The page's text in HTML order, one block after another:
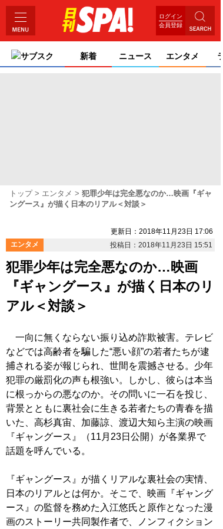
ログイン
会員登録
サブスク 新着 ニュース エンタメ
トップ エンタメ
犯罪少年は完全悪なのか…映画『ギャ
ングース』が描く日本のリアル＜対談＞
更新日：2018年11月23日 17:06
エンタメ
投稿日：2018年11月23日 15:51
犯罪少年は完全悪なのか…映画
『ギャングース』が描く日本のリ
アル＜対談＞
一向に無くならない振り込め詐欺被害。テレビ
などでは高齢者を騙した“悪い顔”の若者たちが逮
捕される姿が報じられ、世間を震撼させる。少年
犯罪の厳罰化の声も根強い。しかし、彼らは本当
に根っからの悪なのか。その問いに一石を投じ、
背景とともに裏社会に生きる若者たちの青春を描
いた、高杉真宙、加藤諒、渡辺大知ら主演の映画
『ギャングース』（11月23日公開）が各業界で
話題を呼んでいる。
『ギャングース』が描くリアルな裏社会の実情、
日本のリアルとは何か。そこで、映画『ギャング
ース』の監督を務めた入江悠氏と原作となった漫
画のストーリー共同製作者で、ノンフィクション